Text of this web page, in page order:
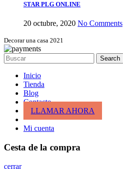
STAR PLG ONLINE
20 octubre, 2020 No Comments
Decorar una casa 2021
Search
Inicio
Tienda
Blog
Contacto
LLAMAR AHORA
Mi cuenta
Cesta de la compra
cerrar